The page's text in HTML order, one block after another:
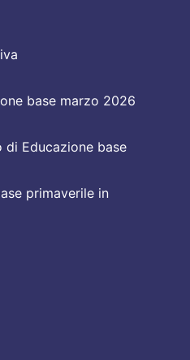
base marzo 2026
di Educazione base
primaverile in